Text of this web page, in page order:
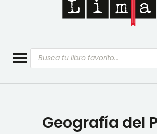
Búsqueda
de
productos
Geografía del